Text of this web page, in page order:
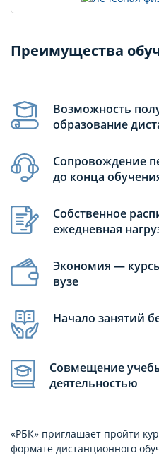
Преимущества
Возможность
образование
Сопровождение
до конца
Собственное
ежедневная
Экономия —
вузе
Начало занятий
Совмещение
деятельностью
«РБК» приглашает пройти
формате дистанционного